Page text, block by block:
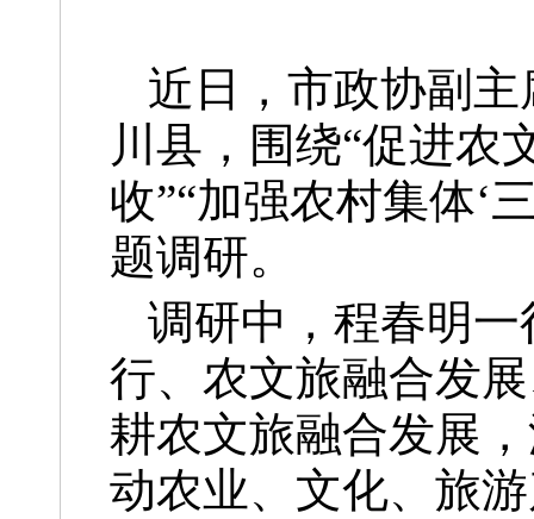
近日，市政协副
川县，围绕“促进农
收”“加强农村集体‘
题调研。
调研中，程春明
行、农文旅融合发
耕农文旅融合发展
动农业、文化、旅